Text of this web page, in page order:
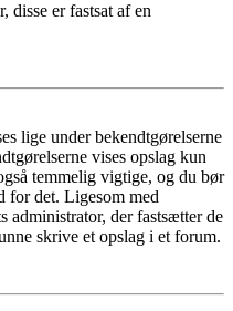
disse er fastsat af en
lige under bekendtgørelserne
vises opslag kun
temmelig vigtige, og du bør
for det. Ligesom med
administrator, der fastsætter de
skrive et opslag i et forum.